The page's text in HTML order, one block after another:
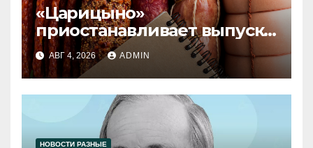
«Царицыно»
приостанавливает выпуск
продукции
АВГ 4, 2026 ADMIN
НОВОСТИ РАЗНЫЕ